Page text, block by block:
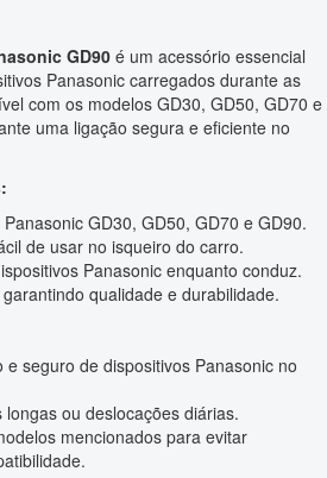
GD90 é um acessório essencial
Panasonic carregados durante as
com os modelos GD30, GD50, GD70 e
uma ligação segura e eficiente no
GD30, GD50, GD70 e GD90.
de usar no isqueiro do carro.
Panasonic enquanto conduz.
qualidade e durabilidade.
seguro de dispositivos Panasonic no
ou deslocações diárias.
mencionados para evitar